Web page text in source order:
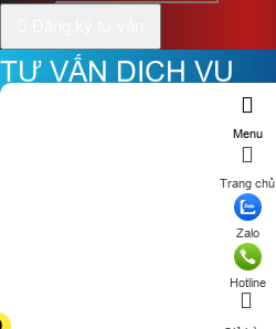
Menu
Trang chủ
Zalo
Hotline
TƯ VẤN DỊCH VỤ